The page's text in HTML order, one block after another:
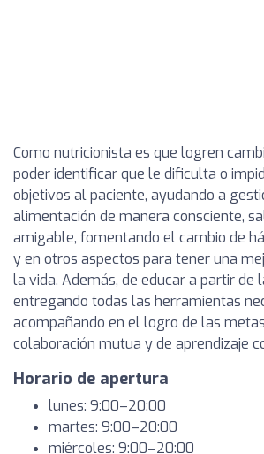
Como nutricionista es que logren
poder identificar que le dificulta o
objetivos al paciente, ayudando a
alimentación de manera consciente,
amigable, fomentando el cambio de
y en otros aspectos para tener una
la vida. Además, de educar a partir de
entregando todas las herramientas
acompañando en el logro de las
colaboración mutua y de aprendizaje
Horario de apertura
lunes: 9:00–20:00
martes: 9:00–20:00
miércoles: 9:00–20:00